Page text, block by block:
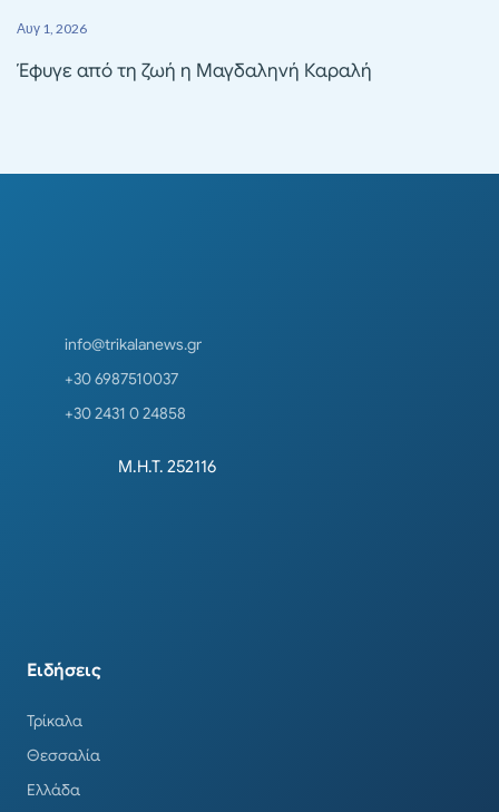
Αυγ 1, 2026
Έφυγε από τη ζωή η Μαγδαληνή Καραλή
info@trikalanews.gr
+30 6987510037
+30 2431 0 24858
Μ.Η.Τ. 252116
Ειδήσεις
Τρίκαλα
Θεσσαλία
Ελλάδα